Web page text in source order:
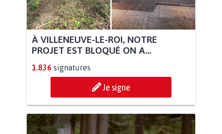
À VILLENEUVE-LE-ROI, NOTRE
PROJET EST BLOQUÉ ON A...
1.836 signatures
Je signe